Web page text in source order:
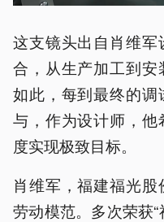
这支镜头出自肖维
合，从生产加工到
如此，每到最终的
与，作为设计师，
度实现极致目标。
肖维军，福建福光
劳动模范。多次荣获“